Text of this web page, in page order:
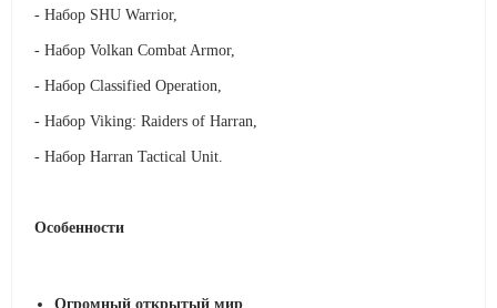
- Набор SHU Warrior,
- Набор Volkan Combat Armor,
- Набор Classified Operation,
- Набор Viking: Raiders of Harran,
- Набор Harran Tactical Unit.
Особенности
Огромный открытый мир